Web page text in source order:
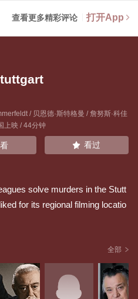
查看更多精彩评论 打开App
/ 贝恩德·斯特格曼 /詹努斯·科佳
上映 / 44分钟
看过
solve murders in the Stutt
for its regional filming locatio
全部